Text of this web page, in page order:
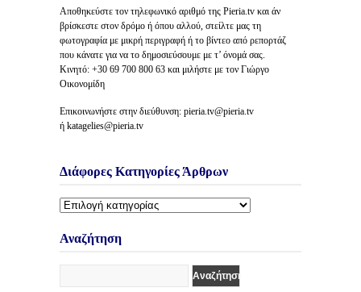
Αποθηκεύστε τον τηλεφωνικό αριθμό της Pieria.tv και άν
βρίσκεστε στον δρόμο ή όπου αλλού, στείλτε μας τη
φωτογραφία με μικρή περιγραφή ή το βίντεο από ρεπορτάζ
που κάνατε για να το δημοσιεύσουμε με τ’ όνομά σας.
Κινητό: +30 69 700 800 63 και μιλήστε με τον Γιώργο
Οικονομίδη
Επικοινωνήστε στην διεύθυνση: pieria.tv@pieria.tv
ή katagelies@pieria.tv
Διάφορες Κατηγορίες Άρθρων
Διάφορες
Άρθρων
Αναζήτηση